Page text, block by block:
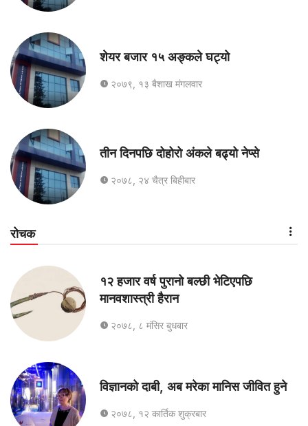
शेयर बजार १५ अङ्कले घट्यो
२०७९, १३ बैशाख मंगलवार
तीन दिनपछि दोहोरो अंकले बढ्यो नेप्से
२०७८, २४ चैत्र बिहीबार
रोचक
१२ हजार वर्ष पुरानो बल्छी भेटिएपछि
मानवशास्त्री हैरान
२०७८, ८ मंसिर बुधबार
विज्ञानको दाबी, अब मरेका मानिस जीवित हुने
२०७८, १२ कार्तिक शुक्रबार